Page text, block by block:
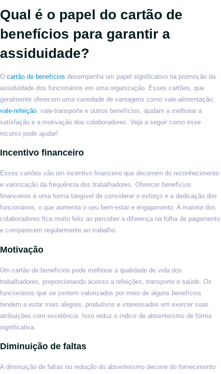
Qual é o papel do cartão de
benefícios para garantir a
assiduidade?
O cartão de benefícios desempenha um papel significativo na promoção da
assiduidade dos funcionários em uma organização. Esses cartões, que
geralmente oferecem uma variedade de vantagens como vale-alimentação,
vale-refeição , vale-transporte e outros benefícios, ajudam a melhorar a
satisfação e a motivação dos colaboradores. Veja a seguir como esse
recurso pode ajudar!
Incentivo financeiro
Esses cartões são um incentivo financeiro que decorrem do reconhecimento
e valorização da frequência dos trabalhadores. Oferecer benefícios
financeiros é uma forma tangível de considerar o esforço e a dedicação dos
funcionários, o que aumenta o seu bem-estar e engajamento. A maioria dos
colaboradores fica muito feliz ao perceber a diferença na folha de pagamento
e comparecem regularmente ao trabalho.
Motivação
Um cartão de benefícios pode melhorar a qualidade de vida dos
trabalhadores, proporcionando acesso a refeições, transporte e saúde. Os
funcionários que se sentem valorizados por meio de alguns benefícios
tendem a estar mais alegres, produtivos e interessados em exercer suas
atribuições com excelência. Isso reduz o índice de absenteísmo de forma
significativa.
Diminuição de faltas
A diminuição de faltas ou redução do absenteísmo decorre do fornecimento